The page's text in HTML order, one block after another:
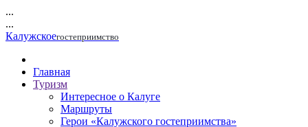
...
...
Калужскоегостеприимство
Главная
Туризм
Интересное о Калуге
Маршруты
Герои «Калужского гостеприимства»